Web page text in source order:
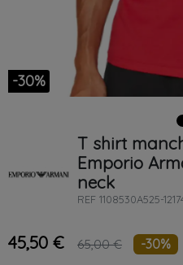
-30%
T shirt
Emporio
neck
REF 1108530A525-
45,50 € 65,00 € -30%